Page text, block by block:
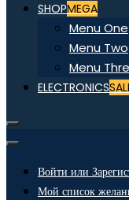
SHOPMEGA
Menu One
Menu Two
Menu
ELECTRONICS
Войти или
Мой список